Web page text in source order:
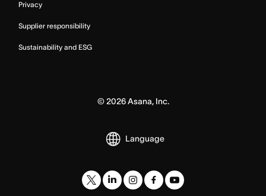
Privacy
Supplier responsibility
Sustainability and ESG
© 2026Asana, Inc.
Language